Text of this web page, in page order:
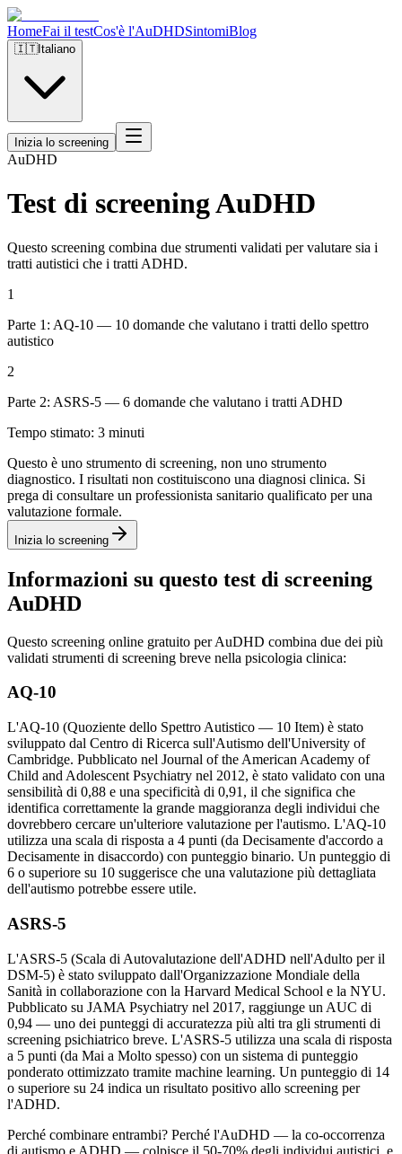
HomeFai il testCos'è l'AuDHDSintomiBlog
🇮🇹Italiano
Inizia lo screening
AuDHD
Test di screening AuDHD
Questo screening combina due strumenti validati per valutare sia i
tratti autistici che i tratti ADHD.
1
Parte 1: AQ-10 — 10 domande che valutano i tratti dello spettro
autistico
2
Parte 2: ASRS-5 — 6 domande che valutano i tratti ADHD
Tempo stimato: 3 minuti
Questo è uno strumento di screening, non uno strumento
diagnostico. I risultati non costituiscono una diagnosi clinica. Si
prega di consultare un professionista sanitario qualificato per una
valutazione formale.
Inizia lo screening
Informazioni su questo test di screening
AuDHD
Questo screening online gratuito per AuDHD combina due dei più
validati strumenti di screening breve nella psicologia clinica:
AQ-10
L'AQ-10 (Quoziente dello Spettro Autistico — 10 Item) è stato
sviluppato dal Centro di Ricerca sull'Autismo dell'University of
Cambridge. Pubblicato nel Journal of the American Academy of
Child and Adolescent Psychiatry nel 2012, è stato validato con una
sensibilità di 0,88 e una specificità di 0,91, il che significa che
identifica correttamente la grande maggioranza degli individui che
dovrebbero cercare un'ulteriore valutazione per l'autismo. L'AQ-10
utilizza una scala di risposta a 4 punti (da Decisamente d'accordo a
Decisamente in disaccordo) con punteggio binario. Un punteggio di
6 o superiore su 10 suggerisce che una valutazione più dettagliata
dell'autismo potrebbe essere utile.
ASRS-5
L'ASRS-5 (Scala di Autovalutazione dell'ADHD nell'Adulto per il
DSM-5) è stato sviluppato dall'Organizzazione Mondiale della
Sanità in collaborazione con la Harvard Medical School e la NYU.
Pubblicato su JAMA Psychiatry nel 2017, raggiunge un AUC di
0,94 — uno dei punteggi di accuratezza più alti tra gli strumenti di
screening psichiatrico breve. L'ASRS-5 utilizza una scala di risposta
a 5 punti (da Mai a Molto spesso) con un sistema di punteggio
ponderato ottimizzato tramite machine learning. Un punteggio di 14
o superiore su 24 indica un risultato positivo allo screening per
l'ADHD.
Perché combinare entrambi? Perché l'AuDHD — la co-occorrenza
di autismo e ADHD — colpisce il 50-70% degli individui autistici, e